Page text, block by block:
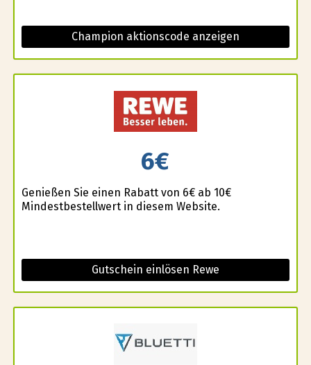
Champion aktionscode anzeigen
6€
Genießen Sie einen Rabatt von 6€ ab 10€
Mindestbestellwert in diesem Website.
Gutschein einlösen Rewe